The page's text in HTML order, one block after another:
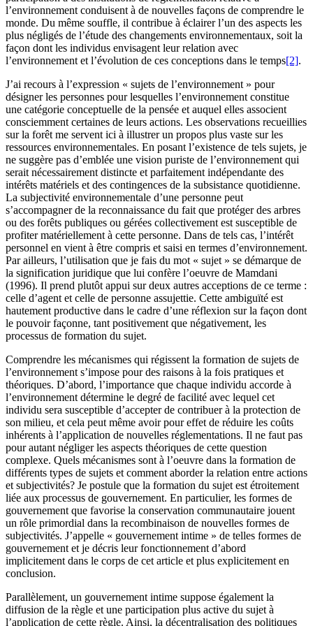
l’environnement conduisent à de nouvelles façons de comprendre le
monde. Du même souffle, il contribue à éclairer l’un des aspects les
plus négligés de l’étude des changements environnementaux, soit la
façon dont les individus envisagent leur relation avec
l’environnement et l’évolution de ces conceptions dans le temps[2].
J’ai recours à l’expression « sujets de l’environnement » pour
désigner les personnes pour lesquelles l’environnement constitue
une catégorie conceptuelle de la pensée et auquel elles associent
consciemment certaines de leurs actions. Les observations recueillies
sur la forêt me servent ici à illustrer un propos plus vaste sur les
ressources environnementales. En posant l’existence de tels sujets, je
ne suggère pas d’emblée une vision puriste de l’environnement qui
serait nécessairement distincte et parfaitement indépendante des
intérêts matériels et des contingences de la subsistance quotidienne.
La subjectivité environnementale d’une personne peut
s’accompagner de la reconnaissance du fait que protéger des arbres
ou des forêts publiques ou gérées collectivement est susceptible de
profiter matériellement à cette personne. Dans de tels cas, l’intérêt
personnel en vient à être compris et saisi en termes d’environnement.
Par ailleurs, l’utilisation que je fais du mot « sujet » se démarque de
la signification juridique que lui confère l’oeuvre de Mamdani
(1996). Il prend plutôt appui sur deux autres acceptions de ce terme :
celle d’agent et celle de personne assujettie. Cette ambiguïté est
hautement productive dans le cadre d’une réflexion sur la façon dont
le pouvoir façonne, tant positivement que négativement, les
processus de formation du sujet.
Comprendre les mécanismes qui régissent la formation de sujets de
l’environnement s’impose pour des raisons à la fois pratiques et
théoriques. D’abord, l’importance que chaque individu accorde à
l’environnement détermine le degré de facilité avec lequel cet
individu sera susceptible d’accepter de contribuer à la protection de
son milieu, et cela peut même avoir pour effet de réduire les coûts
inhérents à l’application de nouvelles réglementations. Il ne faut pas
pour autant négliger les aspects théoriques de cette question
complexe. Quels mécanismes sont à l’oeuvre dans la formation de
différents types de sujets et comment aborder la relation entre actions
et subjectivités? Je postule que la formation du sujet est étroitement
liée aux processus de gouvernement. En particulier, les formes de
gouvernement que favorise la conservation communautaire jouent
un rôle primordial dans la recombinaison de nouvelles formes de
subjectivités. J’appelle « gouvernement intime » de telles formes de
gouvernement et je décris leur fonctionnement d’abord
implicitement dans le corps de cet article et plus explicitement en
conclusion.
Parallèlement, un gouvernement intime suppose également la
diffusion de la règle et une participation plus active du sujet à
l’application de cette règle. Ainsi, la décentralisation des politiques